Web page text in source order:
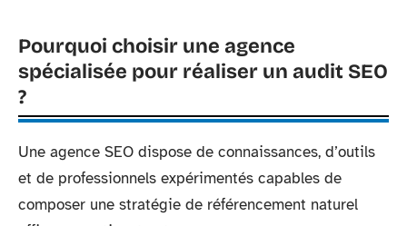
Pourquoi choisir une agence
spécialisée pour réaliser un audit SEO
?
Une agence SEO dispose de connaissances, d’outils
et de professionnels expérimentés capables de
composer une stratégie de référencement naturel